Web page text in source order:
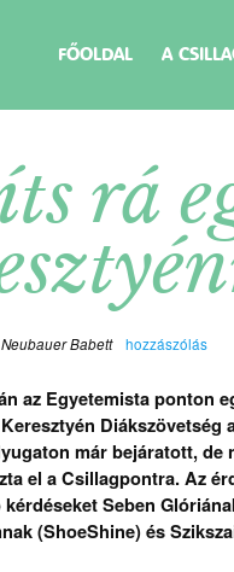
FŐOLDAL A
rá
Neubauer Babett hozzászólás
az Egyetemista ponton
már bejáratott,
el a Csillagpontra. Az
Seben
(ShoeShine) és